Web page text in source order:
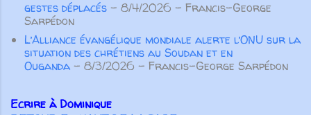
satisfaction profonde. Proverbes
23.4-5 nous encourage à garder
un équilibre sain entre nos...
gestes déplacés - 8/4/2026 - Francis-George
Sarpédon
L’Alliance évangélique mondiale alerte l’ONU sur la
situation des chrétiens au Soudan et en
Ouganda - 8/3/2026 - Francis-George Sarpédon
Ecrire à Dominique